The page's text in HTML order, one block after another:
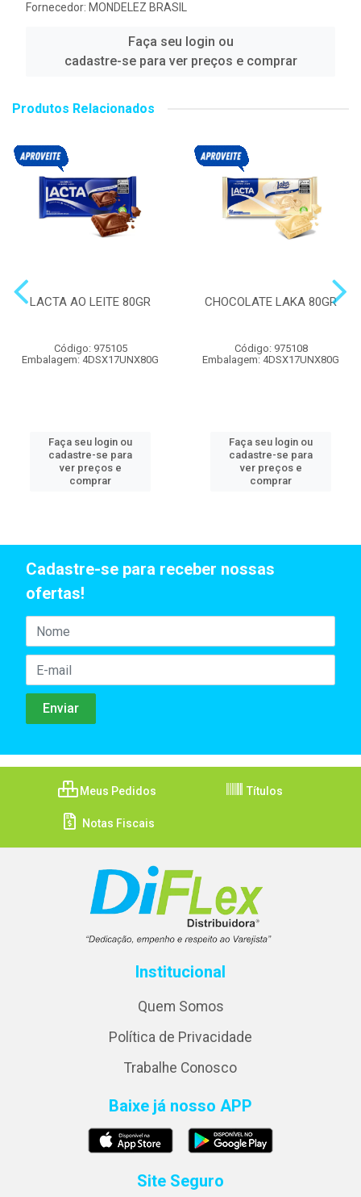
Fornecedor: MONDELEZ BRASIL
Faça seu login ou
cadastre-se para ver preços e comprar
Produtos Relacionados
LACTA AO LEITE 80GR
Código: 975105
Embalagem: 4DSX17UNX80G
Faça seu login ou
cadastre-se para
ver preços e
comprar
CHOCOLATE LAKA 80GR
Código: 975108
Embalagem: 4DSX17UNX80G
Faça seu login ou
cadastre-se para
ver preços e
comprar
Cadastre-se para receber nossas
ofertas!
Meus Pedidos Títulos
Notas Fiscais
Institucional
Quem Somos
Política de Privacidade
Trabalhe Conosco
Baixe já nosso APP
Site Seguro